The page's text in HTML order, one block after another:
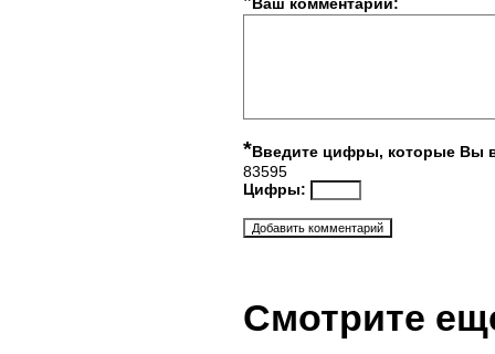
*Введите цифры, которые Вы
83595
Цифры:
Смотрите